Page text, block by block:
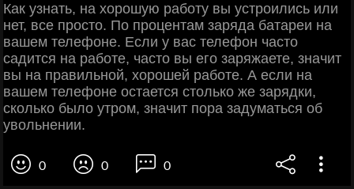
Как узнать, на хорошую работу вы устроились или
нет, все просто. По процентам заряда батареи на
вашем телефоне. Если у вас телефон часто
садится на работе, часто вы его заряжаете, значит
вы на правильной, хорошей работе. А если на
вашем телефоне остается столько же зарядки,
сколько было утром, значит пора задуматься об
увольнении.
0 0 0